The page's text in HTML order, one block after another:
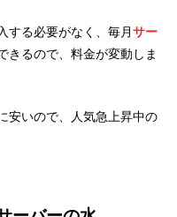
する必要がなく、毎月サー
きるので、料金が変動しま
安いので、人気急上昇中の